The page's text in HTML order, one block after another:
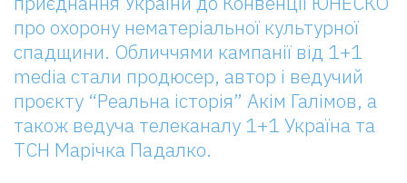
про охорону нематеріальної культурної
спадщини. Обличчями кампанії від 1+1
media стали продюсер, автор і ведучий
проєкту “Реальна історія” Акім Галімов, а
також ведуча телеканалу 1+1 Україна та
ТСН Марічка Падалко.